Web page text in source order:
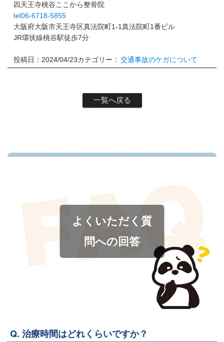
四天王寺桃谷ここから整骨院
tel06-6718-5855
大阪府大阪市天王寺区真法院町1-1真法院町1番ビル
JR環状線桃谷駅徒歩7分
投稿日：2024/04/23カテゴリー： 交通事故のケガについて
一覧へ戻る
よくいただく質
問への回答
Q. 治療時間はどれくらいですか？